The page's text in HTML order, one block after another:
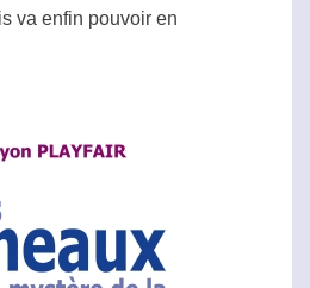
va enfin pouvoir en